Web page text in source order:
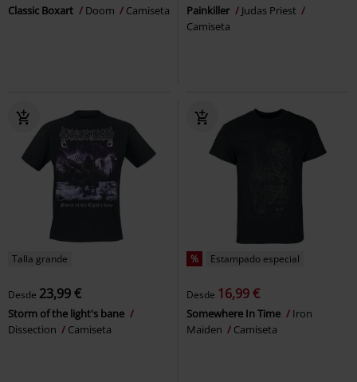
Classic Boxart Doom Camiseta Painkiller
Judas Priest
Camiseta
Talla grande
Desde 23,99 €
Storm of the light's bane
Dissection
Camiseta
% Estampado especial
Desde 16,99 €
Somewhere In Time
Iron
Maiden
Camiseta